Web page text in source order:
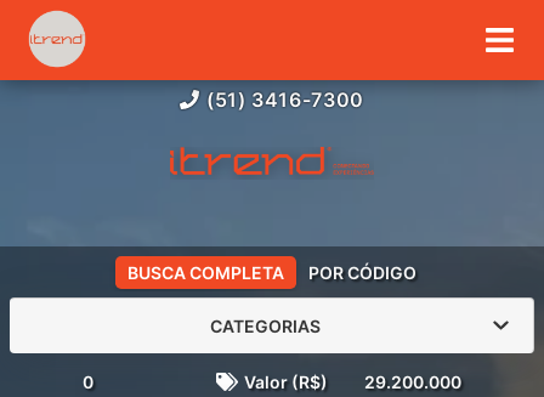
(51) 3416-7300
BUSCA COMPLETA POR CÓDIGO
CATEGORIAS
0 Valor (R$) 29.200.000